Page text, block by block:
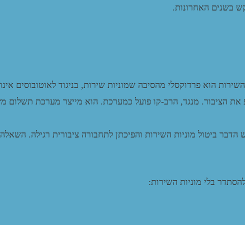
בשנים האחרונות.
הוא פרדוקסלי מהסיבה שמוניות שירות, בניגוד לאוטובוסים
את הציבור. מנגד, הרב-קו פועל כמערכת. הוא מייצר מערכת תשלום
הדבר ביטול מוניות השירות והפיכתן לתחבורה ציבורית רגילה.
בלי מוניות השירות: